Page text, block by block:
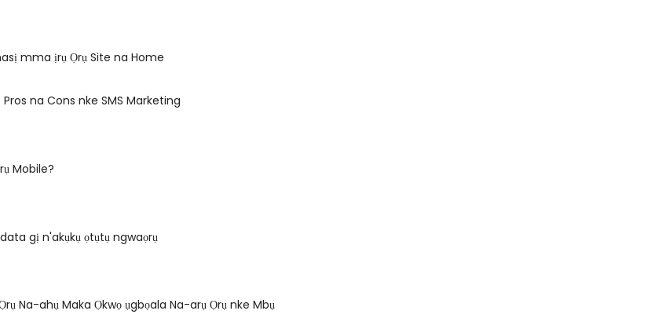
mma ịrụ Ọrụ Site na Home
na Cons nke SMS Marketing
Mobile?
gị n'akụkụ ọtụtụ ngwaọrụ
Na-ahụ Maka Ọkwọ ụgbọala Na-arụ Ọrụ nke Mbụ